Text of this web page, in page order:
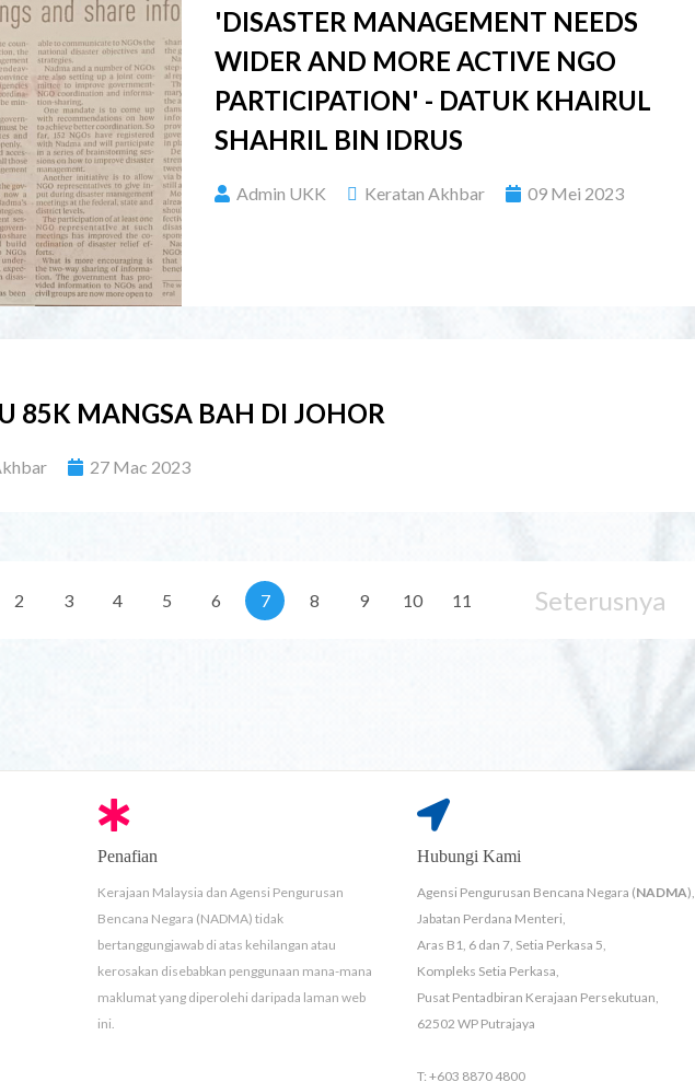
'DISASTER MANAGEMENT NEEDS
WIDER AND MORE ACTIVE NGO
PARTICIPATION' - DATUK KHAIRUL
SHAHRIL BIN IDRUS
Admin UKK Keratan Akhbar 09 Mei 2023
85K MANGSA BAH DI JOHOR
27 Mac 2023
2 3 4 5 6 7 8 9 10 11 Seterusnya
Penafian
Kerajaan Malaysia dan Agensi Pengurusan
Bencana Negara (NADMA) tidak
bertanggungjawab di atas kehilangan atau
kerosakan disebabkan penggunaan mana-mana
maklumat yang diperolehi daripada laman web
ini.
Hubungi Kami
Agensi Pengurusan Bencana Negara (NADMA),
Jabatan Perdana Menteri,
Aras B1, 6 dan 7, Setia Perkasa 5,
Kompleks Setia Perkasa,
Pusat Pentadbiran Kerajaan Persekutuan,
62502 WP Putrajaya
T: +603 8870 4800